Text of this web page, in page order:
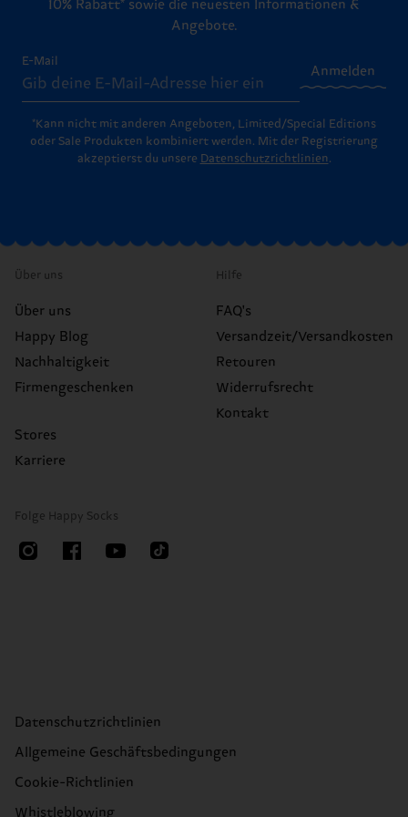
10% Rabatt* sowie die neuesten Informationen &
Angebote.
E-Mail
Anmelden
*Kann nicht mit anderen Angeboten, Limited/Special Editions
oder Sale Produkten kombiniert werden. Mit der Registrierung
akzeptierst du unsere Datenschutzrichtlinien.
Über uns
Über uns
Happy Blog
Nachhaltigkeit
Firmengeschenken
Stores
Karriere
Hilfe
FAQ's
Versandzeit/Versandkosten
Retouren
Widerrufsrecht
Kontakt
Folge Happy Socks
Datenschutzrichtlinien
Allgemeine Geschäftsbedingungen
Cookie-Richtlinien
Whistleblowing